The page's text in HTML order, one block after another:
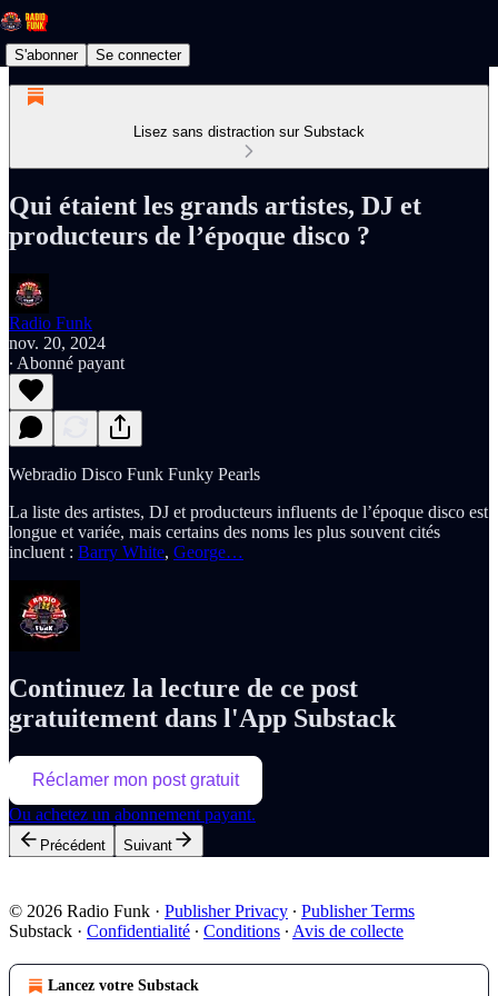
S'abonner Se connecter
Lisez sans distraction sur Substack
Qui étaient les grands artistes, DJ et
producteurs de l’époque disco ?
Radio Funk
nov. 20, 2024
∙ Abonné payant
Webradio Disco Funk Funky Pearls
La liste des artistes, DJ et producteurs influents de l’époque disco est
longue et variée, mais certains des noms les plus souvent cités
incluent : Barry White, George…
Continuez la lecture de ce post
gratuitement dans l'App Substack
Réclamer mon post gratuit
Ou achetez un abonnement payant.
Précédent Suivant
© 2026 Radio Funk · Publisher Privacy ∙ Publisher Terms
Substack · Confidentialité ∙ Conditions ∙ Avis de collecte
Lancez votre Substack